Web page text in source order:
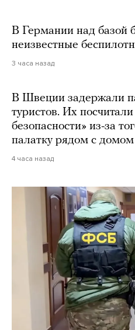
В Германии над базой
неизвестные
3 часа назад
В Швеции задержали
туристов. Их посчитали
безопасности» из-за
палатку рядом с
4 часа назад